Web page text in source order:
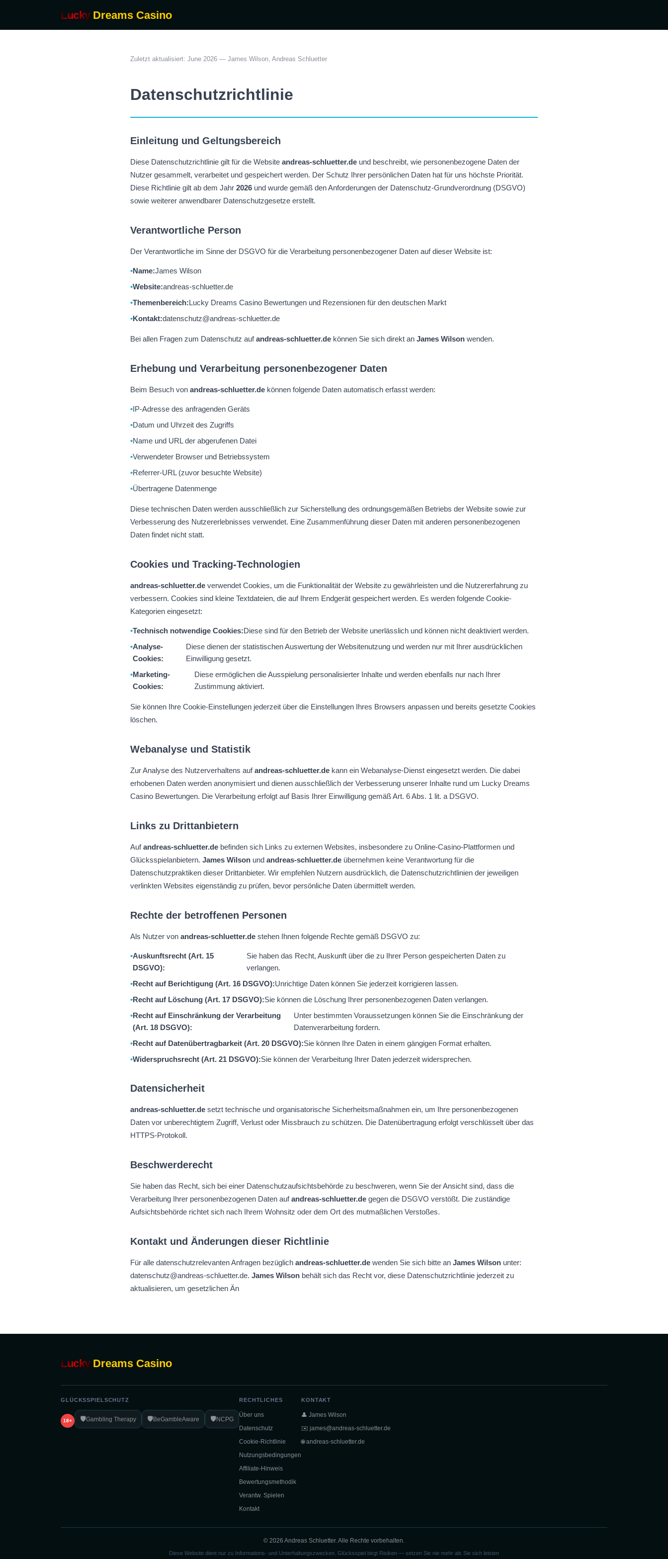
Lucky Dreams Casino
Zuletzt aktualisiert: June 2026 — James Wilson, Andreas Schluetter
Datenschutzrichtlinie
Einleitung und Geltungsbereich
Diese Datenschutzrichtlinie gilt für die Website andreas-schluetter.de und beschreibt, wie personenbezogene Daten der
Nutzer gesammelt, verarbeitet und gespeichert werden. Der Schutz Ihrer persönlichen Daten hat für uns höchste Priorität.
Diese Richtlinie gilt ab dem Jahr 2026 und wurde gemäß den Anforderungen der Datenschutz-Grundverordnung (DSGVO)
sowie weiterer anwendbarer Datenschutzgesetze erstellt.
Verantwortliche Person
Der Verantwortliche im Sinne der DSGVO für die Verarbeitung personenbezogener Daten auf dieser Website ist:
Name:James Wilson
Website:andreas-schluetter.de
Themenbereich:Lucky Dreams Casino Bewertungen und Rezensionen für den deutschen Markt
Kontakt:datenschutz@andreas-schluetter.de
Bei allen Fragen zum Datenschutz aufandreas-schluetter.de können Sie sich direkt an James Wilson wenden.
Erhebung und Verarbeitung personenbezogener Daten
Beim Besuch von andreas-schluetter.de können folgende Daten automatisch erfasst werden:
IP-Adresse des anfragenden Geräts
Datum und Uhrzeit des Zugriffs
Name und URL der abgerufenen Datei
Verwendeter Browser und Betriebssystem
Referrer-URL (zuvor besuchte Website)
Übertragene Datenmenge
Diese technischen Daten werden ausschließlich zur Sicherstellung des ordnungsgemäßen Betriebs der Website sowie zur
Verbesserung des Nutzererlebnisses verwendet. Eine Zusammenführung dieser Daten mit anderen personenbezogenen
Daten findet nicht statt.
Cookies und Tracking-Technologien
andreas-schluetter.de verwendet Cookies, um die Funktionalität der Website zu gewährleisten und die Nutzererfahrung zu
verbessern. Cookies sind kleine Textdateien, die auf Ihrem Endgerät gespeichert werden. Es werden folgende Cookie-
Kategorien eingesetzt:
Technisch notwendige Cookies:Diese sind für den Betrieb der Website unerlässlich und können nicht deaktiviert werden.
Analyse-
Cookies:
Diese dienen der statistischen Auswertung der Websitenutzung und werden nur mit Ihrer ausdrücklichen
Einwilligung gesetzt.
Marketing-
Cookies:
Diese ermöglichen die Ausspielung personalisierter Inhalte und werden ebenfalls nur nach Ihrer
Zustimmung aktiviert.
Sie können Ihre Cookie-Einstellungen jederzeit über die Einstellungen Ihres Browsers anpassen und bereits gesetzte Cookies
löschen.
Webanalyse und Statistik
Zur Analyse des Nutzerverhaltens aufandreas-schluetter.de kann ein Webanalyse-Dienst eingesetzt werden. Die dabei
erhobenen Daten werden anonymisiert und dienen ausschließlich der Verbesserung unserer Inhalte rund um Lucky Dreams
Casino Bewertungen. Die Verarbeitung erfolgt auf Basis Ihrer Einwilligung gemäß Art. 6 Abs. 1 lit. a DSGVO.
Links zu Drittanbietern
Aufandreas-schluetter.de befinden sich Links zu externen Websites, insbesondere zu Online-Casino-Plattformen und
Glücksspielanbietern. James Wilson und andreas-schluetter.de übernehmen keine Verantwortung für die
Datenschutzpraktiken dieser Drittanbieter. Wir empfehlen Nutzern ausdrücklich, die Datenschutzrichtlinien der jeweiligen
verlinkten Websites eigenständig zu prüfen, bevor persönliche Daten übermittelt werden.
Rechte der betroffenen Personen
Als Nutzer von andreas-schluetter.de stehen Ihnen folgende Rechte gemäß DSGVO zu:
Auskunftsrecht (Art. 15
DSGVO):
Sie haben das Recht, Auskunft über die zu Ihrer Person gespeicherten Daten zu
verlangen.
Recht auf Berichtigung (Art. 16 DSGVO):Unrichtige Daten können Sie jederzeit korrigieren lassen.
Recht auf Löschung (Art. 17 DSGVO):Sie können die Löschung Ihrer personenbezogenen Daten verlangen.
Recht auf Einschränkung der Verarbeitung
(Art. 18 DSGVO):
Unter bestimmten Voraussetzungen können Sie die Einschränkung der
Datenverarbeitung fordern.
Recht auf Datenübertragbarkeit (Art. 20 DSGVO):Sie können Ihre Daten in einem gängigen Format erhalten.
Widerspruchsrecht (Art. 21 DSGVO):Sie können der Verarbeitung Ihrer Daten jederzeit widersprechen.
Datensicherheit
andreas-schluetter.de setzt technische und organisatorische Sicherheitsmaßnahmen ein, um Ihre personenbezogenen
Daten vor unberechtigtem Zugriff, Verlust oder Missbrauch zu schützen. Die Datenübertragung erfolgt verschlüsselt über das
HTTPS-Protokoll.
Beschwerderecht
Sie haben das Recht, sich bei einer Datenschutzaufsichtsbehörde zu beschweren, wenn Sie der Ansicht sind, dass die
Verarbeitung Ihrer personenbezogenen Daten aufandreas-schluetter.de gegen die DSGVO verstößt. Die zuständige
Aufsichtsbehörde richtet sich nach Ihrem Wohnsitz oder dem Ort des mutmaßlichen Verstoßes.
Kontakt und Änderungen dieser Richtlinie
Für alle datenschutzrelevanten Anfragen bezüglich andreas-schluetter.de wenden Sie sich bitte an James Wilson unter:
datenschutz@andreas-schluetter.de. James Wilson behält sich das Recht vor, diese Datenschutzrichtlinie jederzeit zu
aktualisieren, um gesetzlichen Än
Lucky Dreams Casino
GLÜCKSSPIELSCHUTZ
18+ 🛡️Gambling Therapy 🛡️BeGambleAware 🛡️NCPG
RECHTLICHES
Über uns
Datenschutz
Cookie-Richtlinie
Nutzungsbedingungen
Affiliate-Hinweis
Bewertungsmethodik
Verantw. Spielen
Kontakt
KONTAKT
👤 James Wilson
✉️ james@andreas-schluetter.de
🌐 andreas-schluetter.de
© 2026 Andreas Schluetter. Alle Rechte vorbehalten.
Diese Website dient nur zu Informations- und Unterhaltungszwecken. Glücksspiel birgt Risiken — setzen Sie nie mehr als Sie sich leisten